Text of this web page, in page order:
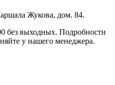
Жукова, дом. 84.
без выходных. Подробности
у нашего менеджера.